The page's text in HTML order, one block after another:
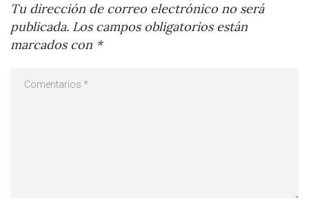
Tu dirección de correo electrónico no será
publicada. Los campos obligatorios están
marcados con *